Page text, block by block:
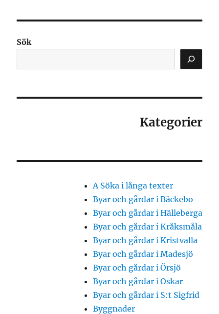
Sök
Kategorier
A Söka i långa texter
Byar och gårdar i Bäckebo
Byar och gårdar i Hälleberga
Byar och gårdar i Kråksmåla
Byar och gårdar i Kristvalla
Byar och gårdar i Madesjö
Byar och gårdar i Örsjö
Byar och gårdar i Oskar
Byar och gårdar i S:t Sigfrid
Byggnader